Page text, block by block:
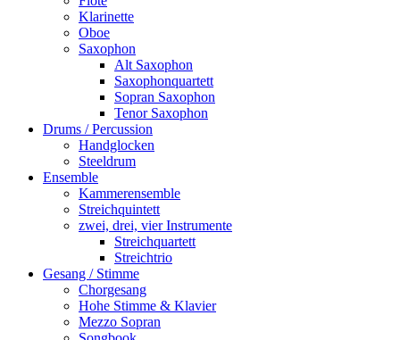
Klarinette
Oboe
Saxophon
Alt Saxophon
Saxophonquartett
Sopran Saxophon
Tenor Saxophon
Drums / Percussion
Handglocken
Steeldrum
Ensemble
Kammerensemble
Streichquintett
zwei, drei, vier Instrumente
Streichquartett
Streichtrio
Gesang / Stimme
Chorgesang
Hohe Stimme & Klavier
Mezzo Sopran